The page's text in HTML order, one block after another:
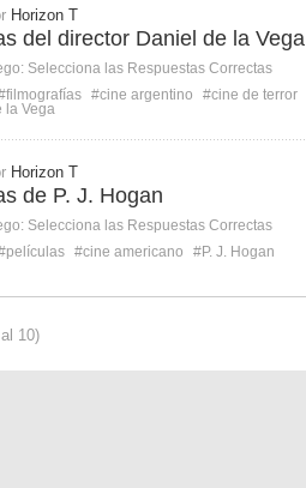
Horizon T
del director Daniel de la Vega
Selecciona las Respuestas Correctas
#cine argentino
#cine de terror
la Vega
Horizon T
de P. J. Hogan
Selecciona las Respuestas Correctas
#cine americano #P. J. Hogan
10)